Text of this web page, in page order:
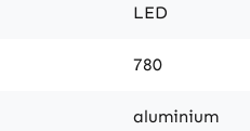
LED
780
aluminium